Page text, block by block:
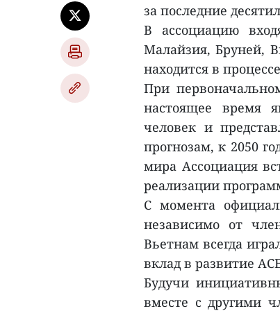
за последние
В ассоциацию
Малайзия, Бруней,
находится в
При
настоящее время
человек и
прогнозам, к 2050
мира Ассоциация
реализации
С момента
независимо от
Вьетнам всегда
вклад в развитие
Будучи
вместе с другими